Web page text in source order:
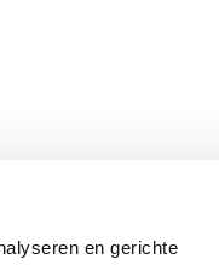
en gerichte